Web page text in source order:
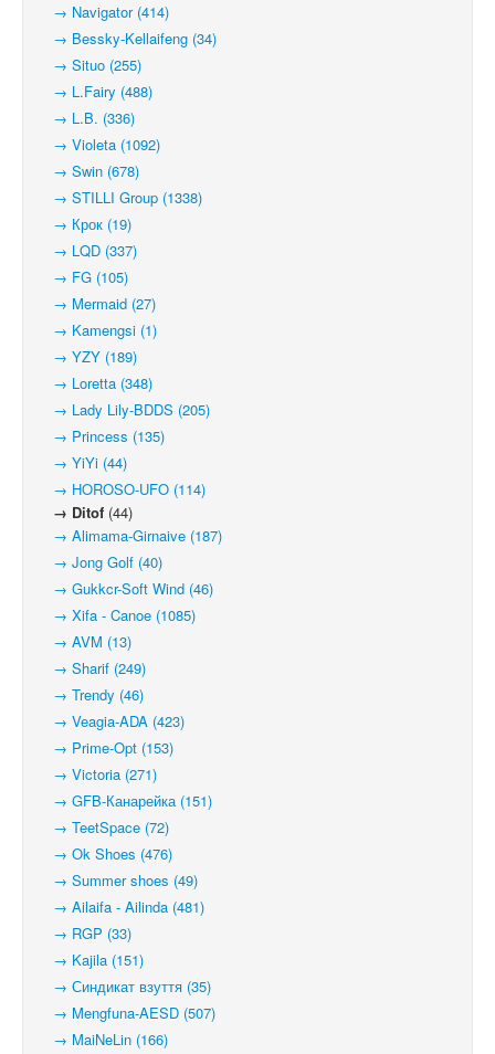
→ Navigator (414)
→ Bessky-Kellaifeng (34)
→ Situo (255)
→ L.Fairy (488)
→ L.B. (336)
→ Violeta (1092)
→ Swin (678)
→ STILLI Group (1338)
→ Крок (19)
→ LQD (337)
→ FG (105)
→ Mermaid (27)
→ Kamengsi (1)
→ YZY (189)
→ Loretta (348)
→ Lady Lily-BDDS (205)
→ Princess (135)
→ YiYi (44)
→ HOROSO-UFO (114)
→ Ditof (44)
→ Alimama-Girnaive (187)
→ Jong Golf (40)
→ Gukkcr-Soft Wind (46)
→ Xifa - Canoe (1085)
→ AVM (13)
→ Sharif (249)
→ Trendy (46)
→ Veagia-ADA (423)
→ Prime-Opt (153)
→ Victoria (271)
→ GFB-Канарейка (151)
→ TeetSpace (72)
→ Ok Shoes (476)
→ Summer shoes (49)
→ Ailaifa - Ailinda (481)
→ RGP (33)
→ Kajila (151)
→ Синдикат взуття (35)
→ Mengfuna-AESD (507)
→ MaiNeLin (166)